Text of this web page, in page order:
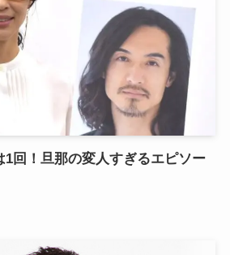
1回！旦那の変人すぎるエピソー